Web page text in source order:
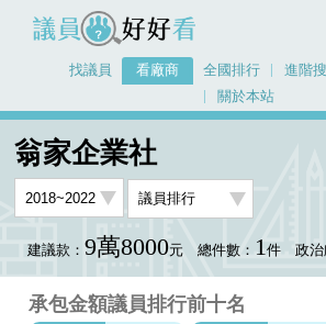
議員好好看
找議員 看廠商 全國排行 進階
關於本站
看廠商
翁家企業社
建議款： 9萬8000元 總件數： 1件 政治
承包金額議員排行前十名